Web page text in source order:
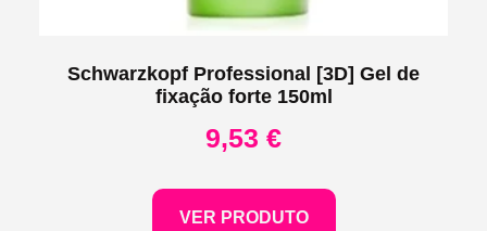
Schwarzkopf Professional [3D] Gel de
fixação forte 150ml
9,53 €
VER PRODUTO